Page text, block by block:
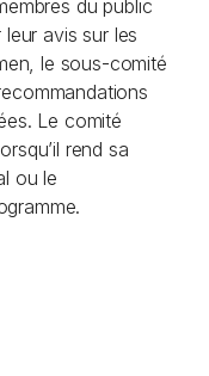
du public
avis sur les
le sous-comité
Le comité
rend sa
ou le